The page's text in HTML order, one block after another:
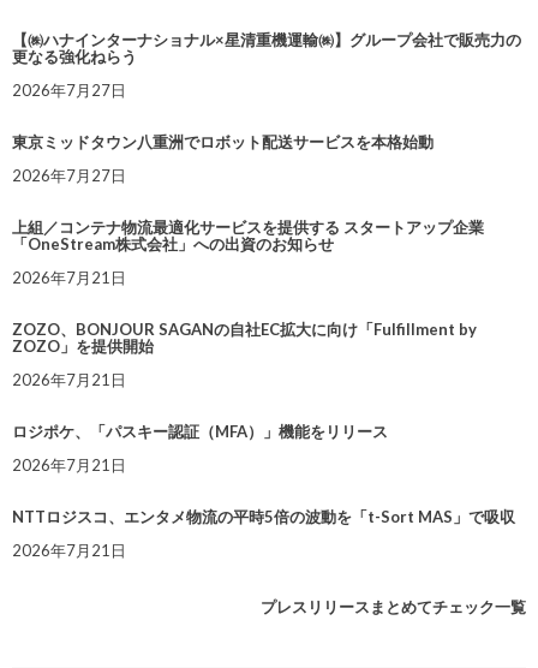
【㈱ハナインターナショナル×星清重機運輸㈱】グループ会社で販売力の
更なる強化ねらう
2026年7月27日
東京ミッドタウン八重洲でロボット配送サービスを本格始動
2026年7月27日
上組／コンテナ物流最適化サービスを提供する スタートアップ企業
「OneStream株式会社」への出資のお知らせ
2026年7月21日
ZOZO、BONJOUR SAGANの自社EC拡大に向け「Fulfillment by
ZOZO」を提供開始
2026年7月21日
ロジポケ、「パスキー認証（MFA）」機能をリリース
2026年7月21日
NTTロジスコ、エンタメ物流の平時5倍の波動を「t-Sort MAS」で吸収
2026年7月21日
プレスリリースまとめてチェック一覧